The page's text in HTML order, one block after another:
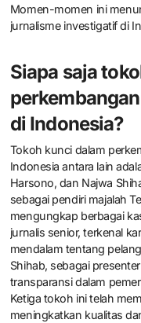
Momen-momen ini
jurnalisme investigatif di
Siapa saja
di Indonesia?
Tokoh kunci dalam
Indonesia antara lain
Harsono, dan Najwa
sebagai pendiri majalah
mengungkap berbagai
jurnalis senior, terkenal
mendalam tentang
Shihab, sebagai
transparansi dalam
Ketiga tokoh ini telah
meningkatkan kualitas